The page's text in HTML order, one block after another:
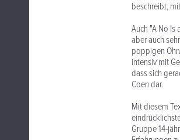
beschreibt,
Auch "A No Is
aber auch
poppigen
intensiv mit
dass sich
Coen dar.
Mit diesem
Gruppe 14-